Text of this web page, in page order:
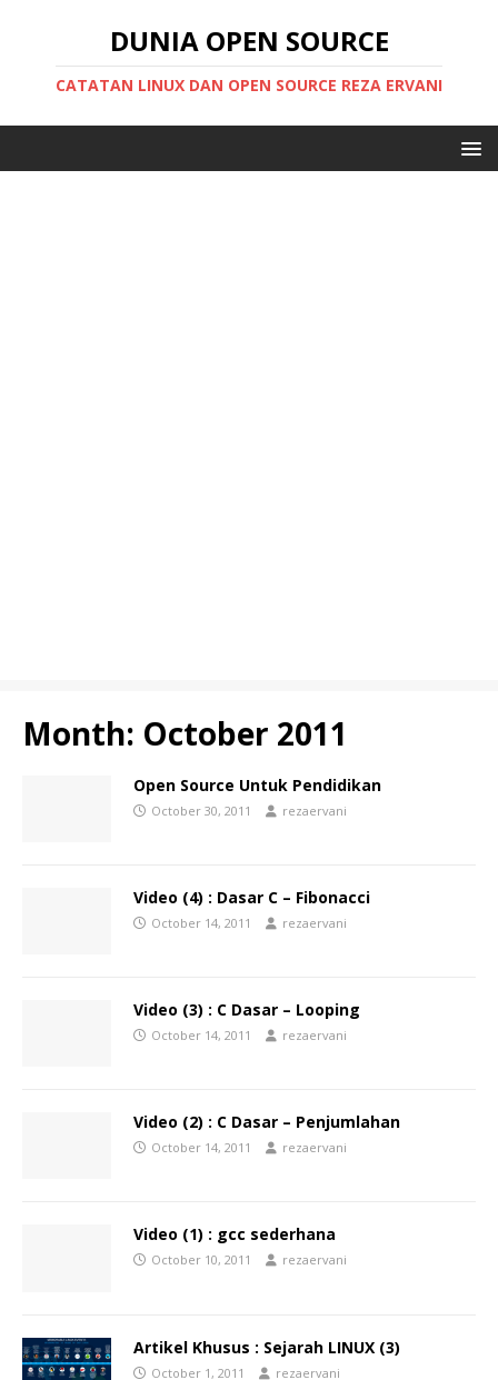
DUNIA OPEN SOURCE
CATATAN LINUX DAN OPEN SOURCE REZA ERVANI
Month: October 2011
Open Source Untuk Pendidikan
October 30, 2011 rezaervani
Video (4) : Dasar C – Fibonacci
October 14, 2011 rezaervani
Video (3) : C Dasar – Looping
October 14, 2011 rezaervani
Video (2) : C Dasar – Penjumlahan
October 14, 2011 rezaervani
Video (1) : gcc sederhana
October 10, 2011 rezaervani
Artikel Khusus : Sejarah LINUX (3)
October 1, 2011 rezaervani